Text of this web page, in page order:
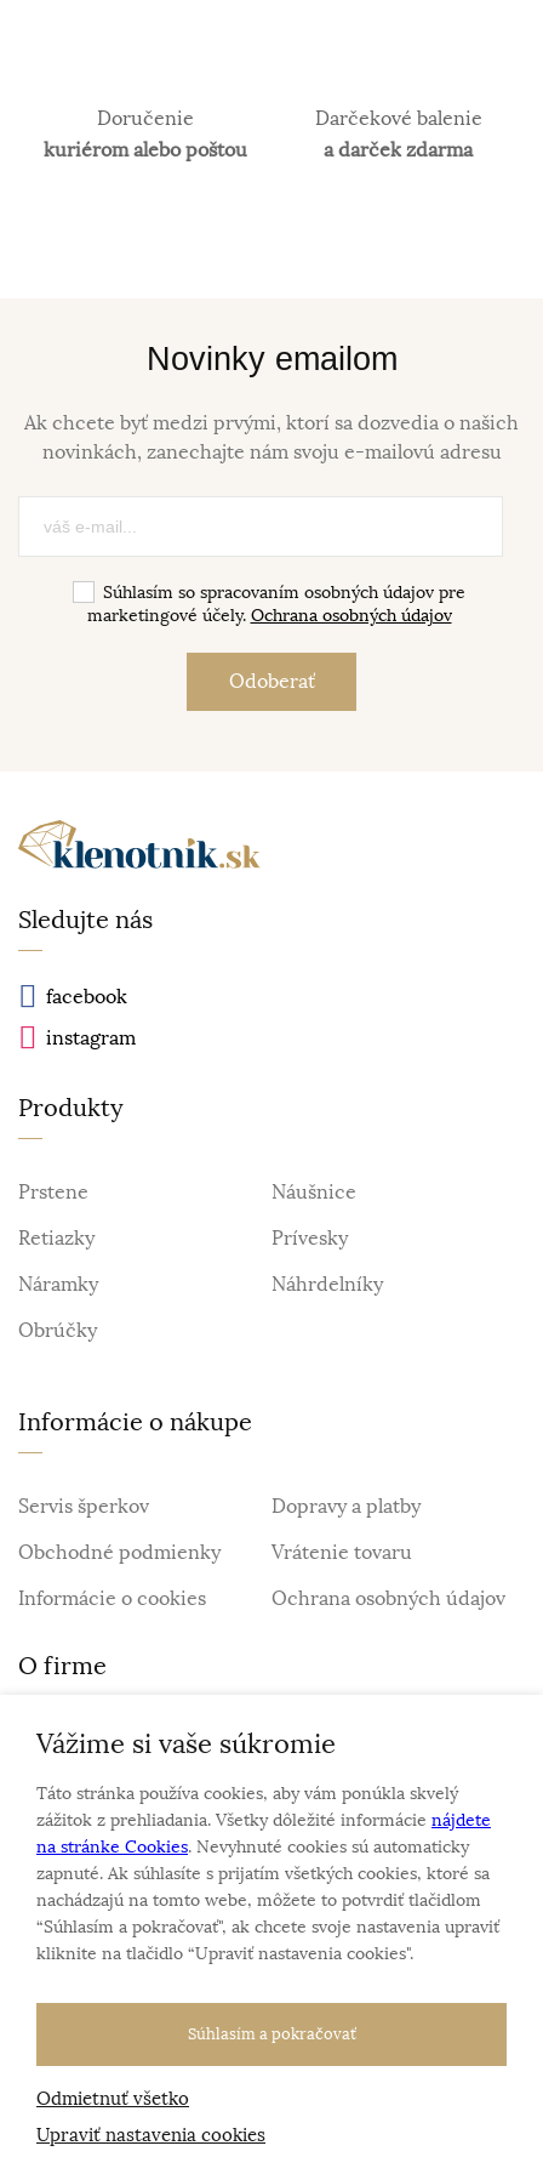
Doručenie
kuriérom alebo poštou
Darčekové balenie
a darček zdarma
Novinky emailom
Ak chcete byť medzi prvými, ktorí sa dozvedia o našich
novinkách, zanechajte nám svoju e-mailovú adresu
Súhlasím so spracovaním osobných údajov pre
marketingové účely. Ochrana osobných údajov
Sledujte nás
facebook
instagram
Produkty
Prstene
Náušnice
Retiazky
Prívesky
Náramky
Náhrdelníky
Obrúčky
Informácie o nákupe
Servis šperkov
Dopravy a platby
Obchodné podmienky
Vrátenie tovaru
Informácie o cookies
Ochrana osobných údajov
O firme
Personalizovaný šperk
O nás
Kontakt
Sme rodinná firma a zameriavame sa na predaj hodiniek
a šperkov od roku 1994.
Pozrite sa na naše ďaľšie web stránky.
Všetky práva vyhradené
Tvorba e-shopovodBlueweb s.r.o.
Vážime si vaše súkromie
Táto stránka používa cookies, aby vám ponúkla skvelý
zážitok z prehliadania. Všetky dôležité informácie nájdete
na stránke Cookies. Nevyhnuté cookies sú automaticky
zapnuté. Ak súhlasíte s prijatím všetkých cookies, ktoré sa
nachádzajú na tomto webe, môžete to potvrdiť tlačidlom
“Súhlasím a pokračovať", ak chcete svoje nastavenia upraviť
kliknite na tlačidlo “Upraviť nastavenia cookies".
Súhlasím a pokračovať
Odmietnuť všetko
Upraviť nastavenia cookies